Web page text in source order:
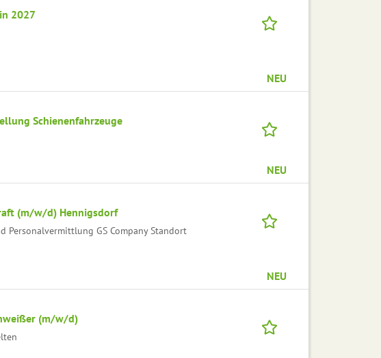
2027
NEU
Schienenfahrzeuge
NEU
(m/w/d) Hennigsdorf
Personalvermittlung GS Company Standort
NEU
(m/w/d)